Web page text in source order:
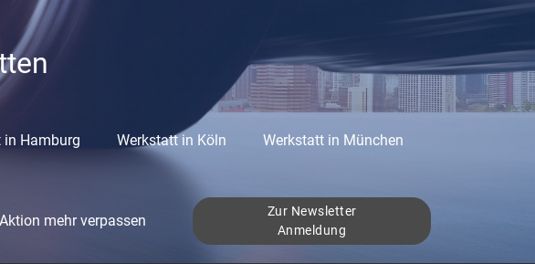
in Hamburg Werkstatt in Köln Werkstatt in München
mehr verpassen
Zur Newsletter
Anmeldung